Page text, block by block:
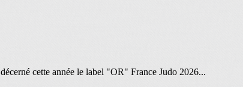
cette année le label "OR" France Judo 2026...